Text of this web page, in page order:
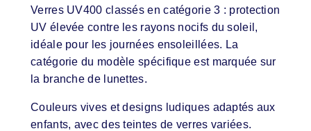
Verres UV400 classés en catégorie 3 : protection
UV élevée contre les rayons nocifs du soleil,
idéale pour les journées ensoleillées. La
catégorie du modèle spécifique est marquée sur
la branche de lunettes.
Couleurs vives et designs ludiques adaptés aux
enfants, avec des teintes de verres variées.